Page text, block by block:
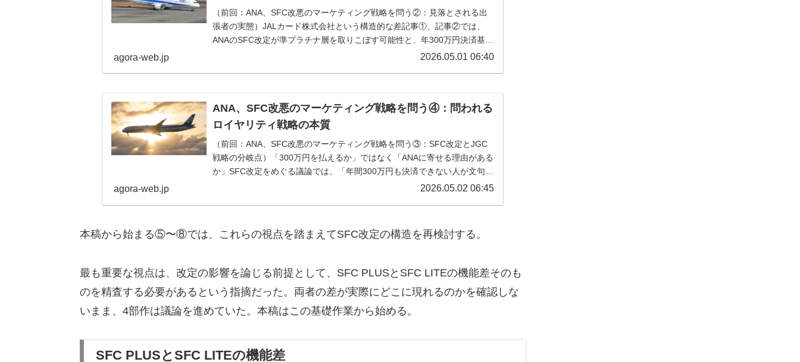
（前回：ANA、SFC改悪のマーケティング戦略を問う②：見落とされる出
張者の実態）JALカード株式会社という構造的な差記事①、記事②では、
ANAのSFC改定が準プラチナ層を取りこぼす可能性と、年300万円決済基準
agora-web.jp 2026.05.01 06:40
ANA、SFC改悪のマーケティング戦略を問う④：問われる
ロイヤリティ戦略の本質
（前回：ANA、SFC改悪のマーケティング戦略を問う③：SFC改定とJGC
戦略の分岐点）「300万円を払えるか」ではなく「ANAに寄せる理由がある
か」SFC改定をめぐる議論では、「年間300万円も決済できない人が文句を
agora-web.jp 2026.05.02 06:45
本稿から始まる⑤〜⑧では、これらの視点を踏まえてSFC改定の構造を再検討する。
最も重要な視点は、改定の影響を論じる前提として、SFC PLUSとSFC LITEの機能差そのも
のを精査する必要があるという指摘だった。両者の差が実際にどこに現れるのかを確認しな
いまま、4部作は議論を進めていた。本稿はこの基礎作業から始める。
SFC PLUSとSFC LITEの機能差